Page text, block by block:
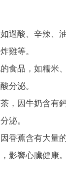
過酸、辛辣、
雞等。
食品，如糯米
分泌。
，因牛奶含有
泌。
香蕉含有大量
影響心臟健康。